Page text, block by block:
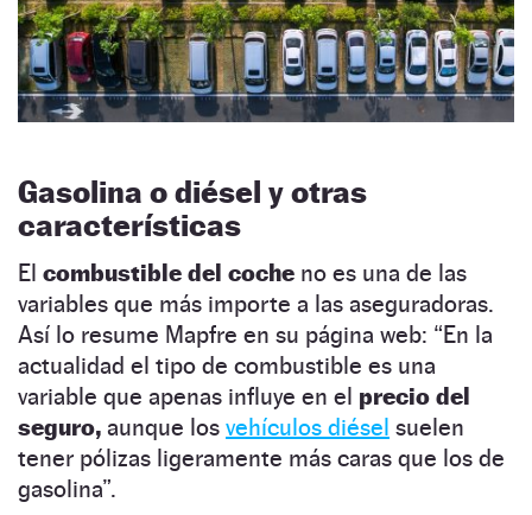
Gasolina o diésel y otras
características
El combustible del coche no es una de las
variables que más importe a las aseguradoras.
Así lo resume Mapfre en su página web: “En la
actualidad el tipo de combustible es una
variable que apenas influye en el precio del
seguro, aunque los vehículos diésel suelen
tener pólizas ligeramente más caras que los de
gasolina”.